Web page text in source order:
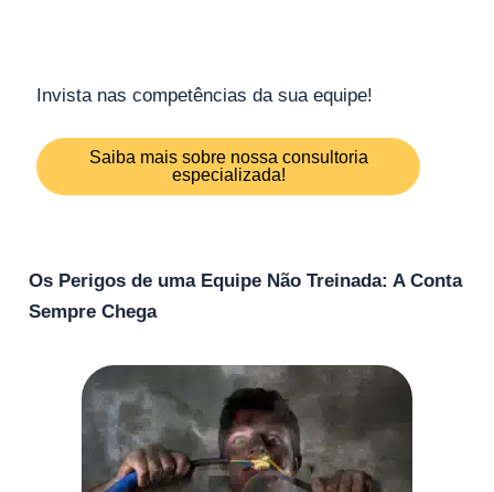
Invista nas competências da sua equipe!
Saiba mais sobre nossa consultoria
especializada!
Os Perigos de uma Equipe Não Treinada: A Conta
Sempre Chega